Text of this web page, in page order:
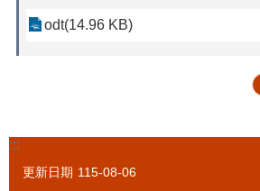
odt(14.96 KB)
:::
更新日期 115-08-06